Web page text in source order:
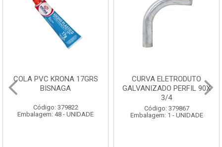
COLA PVC KRONA 17GRS
BISNAGA
Código: 379822
Embalagem: 48 - UNIDADE
CURVA ELETRODUTO
GALVANIZADO PERFIL 90X
3/4
Código: 379867
Embalagem: 1 - UNIDADE